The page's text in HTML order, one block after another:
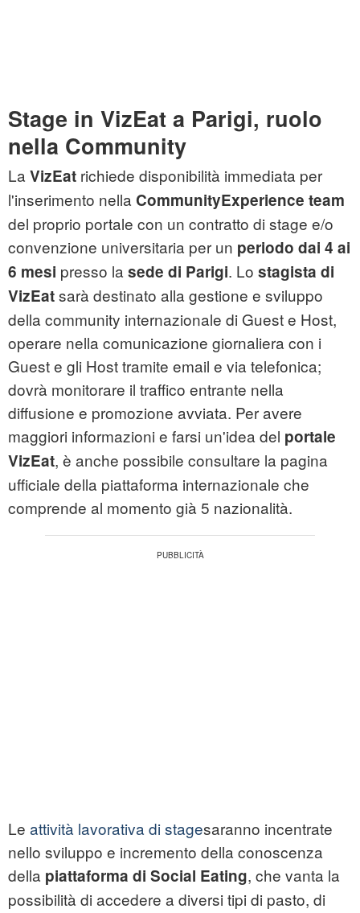
Stage in VizEat a Parigi, ruolo
nella Community
La VizEat richiede disponibilità immediata per
l'inserimento nella CommunityExperience team
del proprio portale con un contratto di stage e/o
convenzione universitaria per un periodo dai 4 ai
6 mesi presso la sede di Parigi. Lo stagista di
VizEatsarà destinato alla gestione e sviluppo
della community internazionale di Guest e Host,
operare nella comunicazione giornaliera con i
Guest e gli Host tramite email e via telefonica;
dovrà monitorare il traffico entrante nella
diffusione e promozione avviata. Per avere
maggiori informazioni e farsi un'idea del portale
VizEat, è anche possibile consultare la pagina
ufficiale della piattaforma internazionale che
comprende al momento già 5 nazionalità.
Le attività lavorativa di stagesaranno incentrate
nello sviluppo e incremento della conoscenza
della piattaforma di Social Eating, che vanta la
possibilità di accedere a diversi tipi di pasto, di